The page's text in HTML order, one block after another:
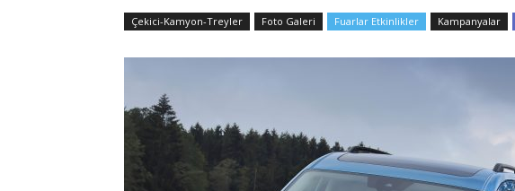
Çekici-Kamyon-Treyler Foto Galeri Fuarlar Etkinlikler Kampanyalar